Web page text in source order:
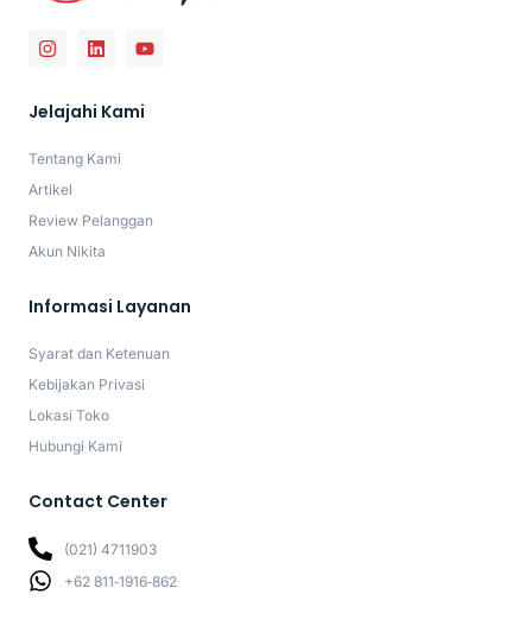
Jelajahi Kami
Tentang Kami
Artikel
Review Pelanggan
Akun Nikita
Informasi Layanan
Syarat dan Ketenuan
Kebijakan Privasi
Lokasi Toko
Hubungi Kami
Contact Center
(021) 4711903
‪+62 811‑1916‑862‬